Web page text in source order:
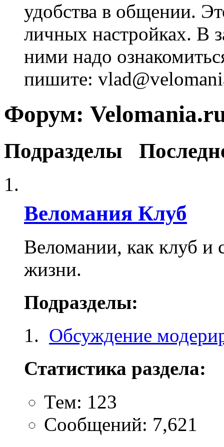
удобства в общении.
личных настройках. В
ними надо
пишите:
Форум:
Подразделы
Веломания Клуб
Веломании, как клуб и
жизни.
Подразделы:
Обсуждение
Статистика раздела:
Тем: 123
Сообщений: 7,621